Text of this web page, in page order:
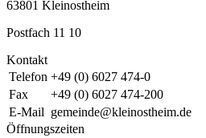
63801 Kleinostheim
Postfach 11 10
Kontakt
Telefon +49 (0) 6027 474-0
Fax
+49 (0) 6027 474-200
E-Mail gemeinde@kleinostheim.de
Öffnungszeiten